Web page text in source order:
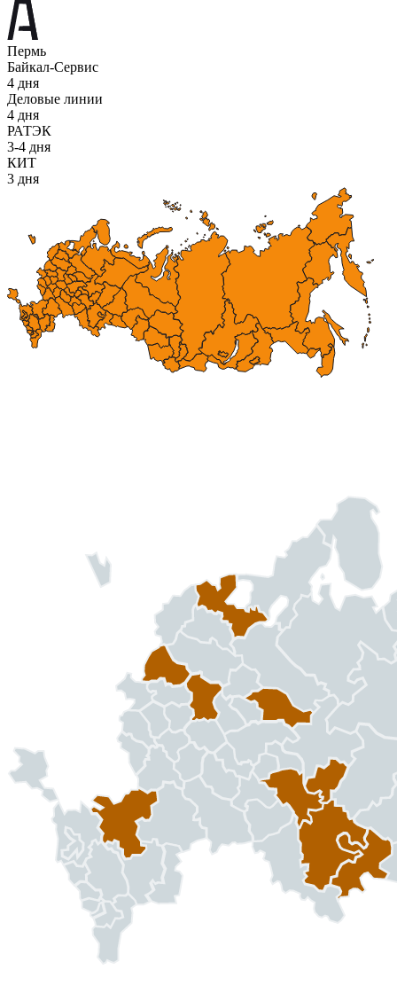
Пермь
Байкал-Сервис
4 дня
Деловые линии
4 дня
РАТЭК
3-4 дня
КИТ
3 дня